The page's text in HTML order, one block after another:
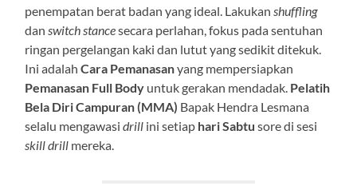
penempatan berat badan yang ideal. Lakukan shuffling
dan switch stancesecara perlahan, fokus pada sentuhan
ringan pergelangan kaki dan lutut yang sedikit ditekuk.
Ini adalahCara Pemanasanyang mempersiapkan
Pemanasan Full Body untuk gerakan mendadak. Pelatih
Bela Diri Campuran (MMA) Bapak Hendra Lesmana
selalu mengawasidrill ini setiap hari Sabtu sore di sesi
skill drill mereka.